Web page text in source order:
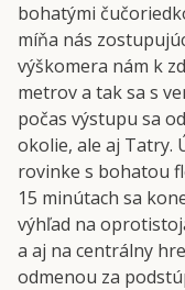
bohatými
míňa nás
výškomera nám k
metrov a tak sa s
počas výstupu sa
okolie, ale aj Tatry.
rovinke s bohatou
15 minútach sa
výhľad na
a aj na centrálny
odmenou za